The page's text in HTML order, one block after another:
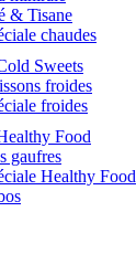
& Tisane
chaudes
Sweets
froides
froides
Food
gaufres
Healthy Food